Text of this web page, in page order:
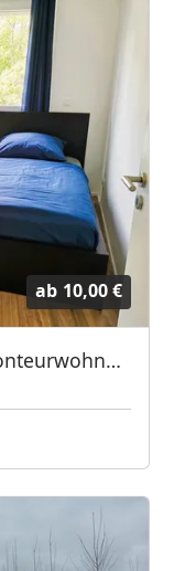
ab 10,00 €
Top Lage, top Ausstattung: Monteurwohnung Frankfurter Bett GmbH